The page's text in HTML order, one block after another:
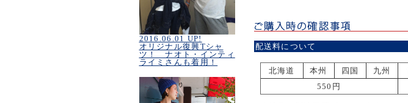
2016.06.01 UP!
オリジナル復興Tシャ
ツ！ ナオト・インティ
ライミさんも着用！
配送料について
北海道 本州 四国 九州
550円